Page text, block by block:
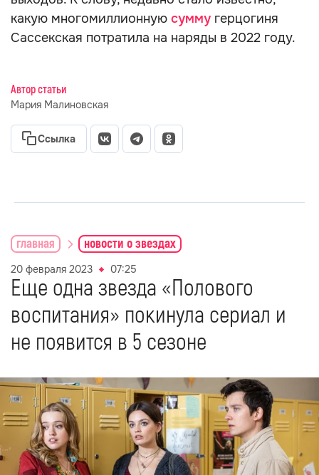
какую многомиллионную сумму герцогиня
Сассекская потратила на наряды в 2022 году.
Автор статьи
Мария Малиновская
Ссылка
главная новости о звездах
20 февраля 2023 07:25
Еще одна звезда «Полового
воспитания» покинула сериал и
не появится в 5 сезоне